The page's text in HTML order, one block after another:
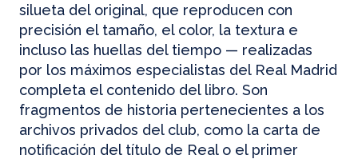
silueta del original, que reproducen con
precisión el tamaño, el color, la textura e
incluso las huellas del tiempo — realizadas
por los máximos especialistas del Real Madrid
completa el contenido del libro. Son
fragmentos de historia pertenecientes a los
archivos privados del club, como la carta de
notificación del título de Real o el primer